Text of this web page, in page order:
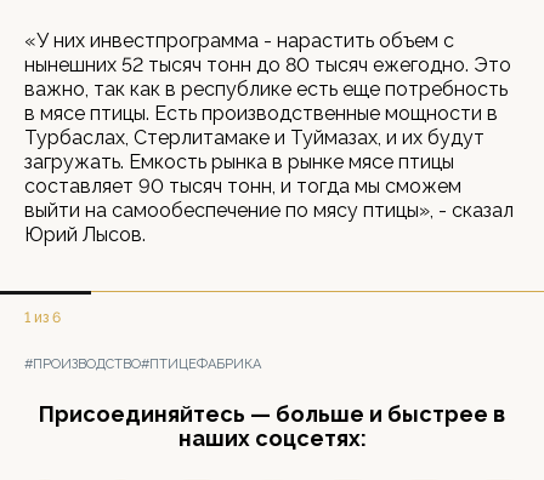
«У них инвестпрограмма - нарастить объем с
нынешних 52 тысяч тонн до 80 тысяч ежегодно. Это
важно, так как в республике есть еще потребность
в мясе птицы. Есть производственные мощности в
Турбаслах, Стерлитамаке и Туймазах, и их будут
загружать. Емкость рынка в рынке мясе птицы
составляет 90 тысяч тонн, и тогда мы сможем
выйти на самообеспечение по мясу птицы», - сказал
Юрий Лысов.
1 из 6
#ПРОИЗВОДСТВО#ПТИЦЕФАБРИКА
Присоединяйтесь — больше и быстрее в
наших соцсетях: